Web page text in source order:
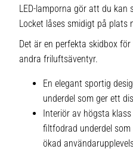
LED-lamporna gör att du kan
Locket låses smidigt på plats
Det är en perfekta skidbox
andra friluftsäventyr.
En elegant sportig
underdel som ger ett
Interiör av högsta
filtfodrad underdel
ökad